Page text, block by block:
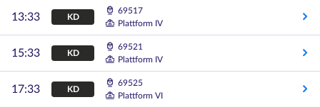
13:33 KD
69517
Plattform IV
15:33 KD
69521
Plattform IV
17:33 KD
69525
Plattform VI